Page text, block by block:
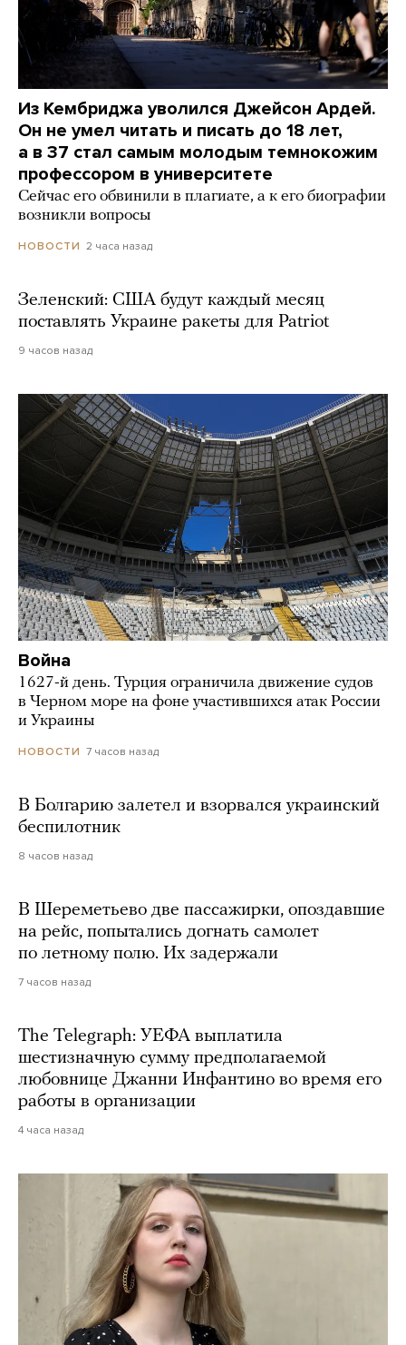
Из Кембриджа уволился Джейсон Ардей.
Он не умел читать и писать до 18 лет,
а в 37 стал самым молодым темнокожим
профессором в университете
Сейчас его обвинили в плагиате, а к его биографии
возникли вопросы
НОВОСТИ 2 часа назад
Зеленский: США будут каждый месяц
поставлять Украине ракеты для Patriot
9 часов назад
Война
1627-й день. Турция ограничила движение судов
в Черном море на фоне участившихся атак России
и Украины
НОВОСТИ 7 часов назад
В Болгарию залетел и взорвался украинский
беспилотник
8 часов назад
В Шереметьево две пассажирки, опоздавшие
на рейс, попытались догнать самолет
по летному полю. Их задержали
7 часов назад
The Telegraph: УЕФА выплатила
шестизначную сумму предполагаемой
любовнице Джанни Инфантино во время его
работы в организации
4 часа назад